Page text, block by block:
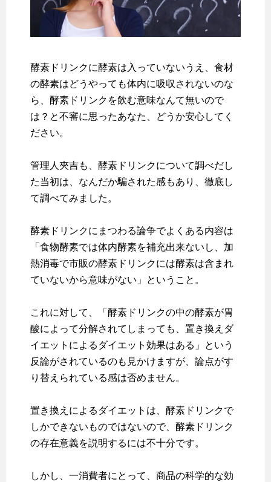
酵素ドリンクに酵素は入っていないうえ、食材
の酵素はどうやっても体内に吸収されないのな
ら、酵素ドリンクを飲む意味なんて無いので
は？と不審に思ったあなた、どうか安心してく
ださい。
管理人夾吉も、酵素ドリンクについて調べだし
た当初は、なんだか騙された感もあり、徹底し
て調べてみました。
酵素ドリンクにまつわる論争でよくある内容は
「食物酵素では体内酵素を補充出来ないし、加
熱消毒で市販の酵素ドリンクには酵素は含まれ
ていないから意味がない」ということ。
これに対して、「酵素ドリンクの中の酵素が胃
酸によって分解されてしまっても、置き換えダ
イエットによるダイエット効果はある」という
反論がされているのも見かけますが、論点がす
り替えられている感は否めません。
置き換えによるダイエットは、酵素ドリンクで
しかできないものではないので、酵素ドリンク
の存在意義を説明するには不十分です。
しかし、一消費者にとって、商品の科学的な効